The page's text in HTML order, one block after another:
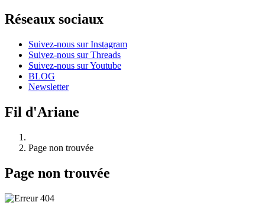
Réseaux sociaux
Suivez-nous sur Instagram
Suivez-nous sur Threads
Suivez-nous sur Youtube
BLOG
Newsletter
Fil d'Ariane
Page non trouvée
Page non trouvée